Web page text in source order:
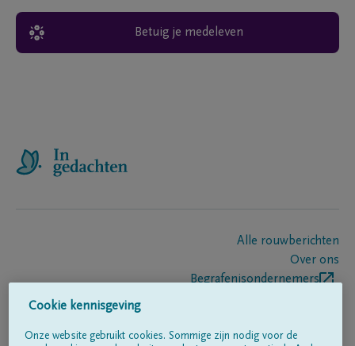
Betuig je medeleven
Alle rouwberichten
Over ons
Begrafenisondernemers
Cookie kennisgeving
Onze website gebruikt cookies. Sommige zijn nodig voor de